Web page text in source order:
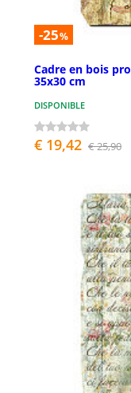
-25%
Cadre en bois
35x30 cm
DISPONIBLE
€ 19,42 € 25,90